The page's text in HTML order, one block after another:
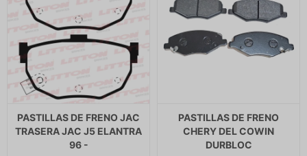
PASTILLAS DE FRENO JAC
TRASERA JAC J5 ELANTRA
96 -
PASTILLAS DE FRENO
CHERY DEL COWIN
DURBLOC